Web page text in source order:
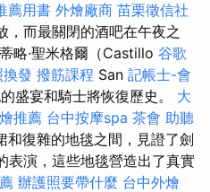
薦用書 外燴廠商 苗栗徵信社
，而最關閉的酒吧在午夜之
略·聖米格爾（Castillo 谷歌
發 撥筋課程 San 記帳士-會
盛宴和騎士將恢復歷史。 大
推薦 台中按摩spa 茶會 助聽
和復雜的地毯之間，見證了劍
表演，這些地毯營造出了真實
辦護照要帶什麼 台中外燴